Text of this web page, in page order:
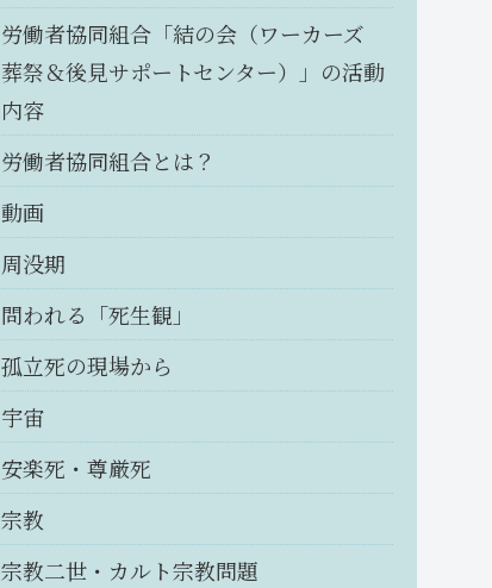
労働者協同組合「結の会（ワーカーズ
葬祭＆後見サポートセンター）」の活動
内容
労働者協同組合とは？
動画
周没期
問われる「死生観」
孤立死の現場から
宇宙
安楽死・尊厳死
宗教
宗教二世・カルト宗教問題